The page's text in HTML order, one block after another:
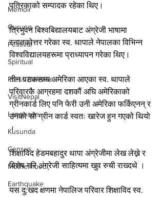
Memoir
Gurung
Festival
Spiritual
Press Release
VisitNepal
Language
Kusunda
Census
Motherhood
Earthquake
पत्रिकाको सम्पादक रहेका थिए।
त्रिभुवन बिश्वबिद्यालयबाट अंग्रेजी भाषामा
स्नातकोत्तर गरेका स्व. थापाले नेपालका विभिन्न
विश्वविद्यालयहरूमा प्राध्यापन गरेका थिए।
तीन पटकसम्म अमेरिका आएका स्व. थापाले
परिवारकै आग्रहमा दशकौं अघि अमेरिकाको
ग्रीनकार्ड लिए पनि फेरी उनी अमेरिका फर्किएनन् र
उनको सो ग्रीन कार्ड स्वतः खारेज हुन गएको थियो
।
शिक्षाविद हेडमबहादुर थापा अंग्रेजीमा लेख लेख्ने र
बिशेष गरि अंग्रेजी साहित्यमा खुव रुची राख्दथे ।
यस दु:खद क्षणमा नेपालिज परिवार शिक्षाविद स्व.